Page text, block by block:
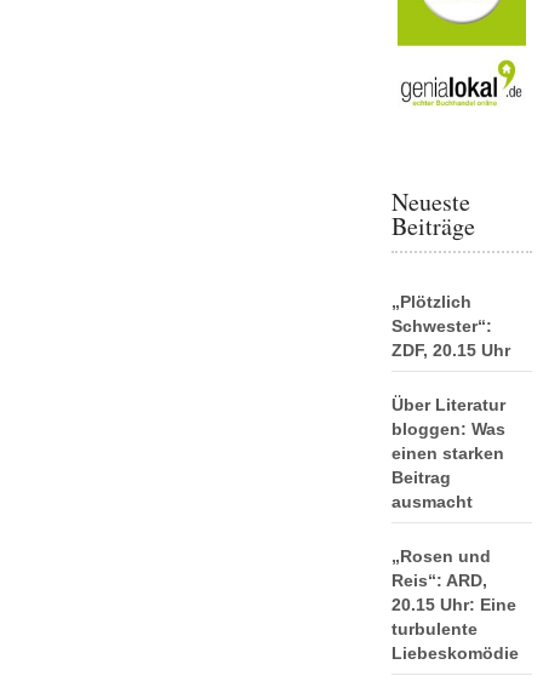
Neueste
Beiträge
„Plötzlich
Schwester“:
ZDF, 20.15 Uhr
Über Literatur
bloggen: Was
einen starken
Beitrag
ausmacht
„Rosen und
Reis“: ARD,
20.15 Uhr: Eine
turbulente
Liebeskomödie